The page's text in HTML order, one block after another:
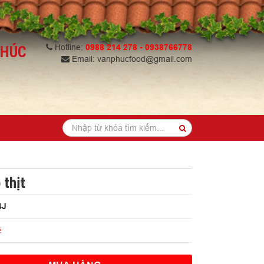
Hotline: 0988 214 278 - 0938766778
Email: vanphucfood@gmail.com
thịt